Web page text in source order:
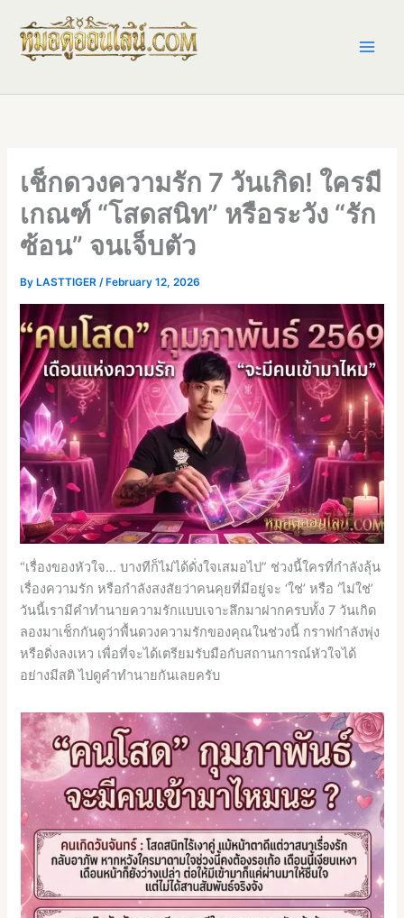
content
เช็กดวงความรัก 7 วันเกิด! ใครมี
เกณฑ์ “โสดสนิท” หรือระวัง “รัก
ซ้อน” จนเจ็บตัว
By LASTTIGER/ February 12, 2026
“เรื่องของหัวใจ… บางทีก็ไม่ได้ดั่งใจเสมอไป” ช่วงนี้ใครที่กำลังลุ้น
เรื่องความรัก หรือกำลังสงสัยว่าคนคุยที่มีอยู่จะ ‘ใช่’ หรือ ‘ไม่ใช่’
วันนี้เรามีคำทำนายความรักแบบเจาะลึกมาฝากครบทั้ง 7 วันเกิด
ลองมาเช็กกันดูว่าพื้นดวงความรักของคุณในช่วงนี้ กราฟกำลังพุ่ง
หรือดิ่งลงเหว เพื่อที่จะได้เตรียมรับมือกับสถานการณ์หัวใจได้
อย่างมีสติ ไปดูคำทำนายกันเลยครับ